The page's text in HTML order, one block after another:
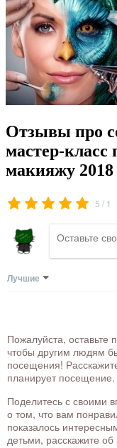
Отзывы про
мастер-класс
макияжу 2018
5 / 1
Лучшие
Пожалуйста,
чтобы другим людям
посещения!
планирует посещение.
Поделитесь с своими
о том, что вам
показалось
детьми, расскажите об